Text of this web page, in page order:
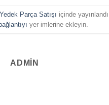
Parça Satışı içinde yayınlandı.
bağlantıyı yer imlerine ekleyin.
ADMIN